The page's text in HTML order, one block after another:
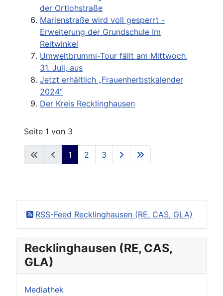
der Ortlohstraße
Marienstraße wird voll gesperrt -
Erweiterung der Grundschule Im
Reitwinkel
Umweltbrummi-Tour fällt am Mittwoch,
31. Juli, aus
Jetzt erhältlich „Frauenherbstkalender
2024“
Der Kreis Recklinghausen
Seite 1 von 3
1 2 3
RSS-Feed Recklinghausen (RE, CAS, GLA)
Recklinghausen (RE, CAS,
GLA)
Mediathek